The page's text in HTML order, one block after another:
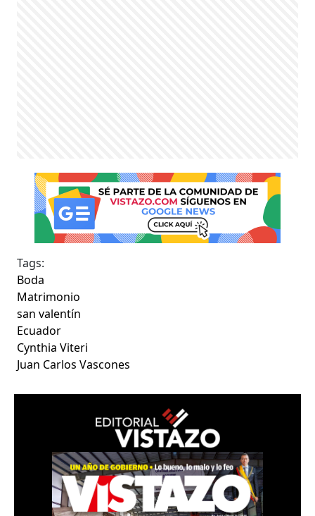
Tags:
Boda
Matrimonio
san valentín
Ecuador
Cynthia Viteri
Juan Carlos Vascones